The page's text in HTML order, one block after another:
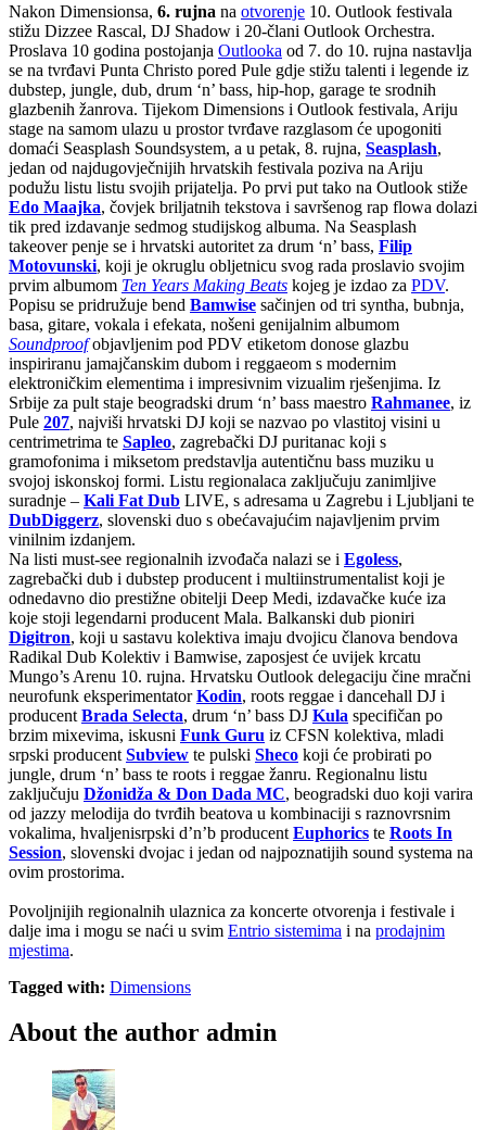
Nakon Dimensionsa, 6. rujna na otvorenje 10. Outlook festivala
stižu Dizzee Rascal, DJ Shadow i 20-člani Outlook Orchestra.
Proslava 10 godina postojanja Outlooka od 7. do 10. rujna nastavlja
se na tvrđavi Punta Christo pored Pule gdje stižu talenti i legende iz
dubstep, jungle, dub, drum ‘n’ bass, hip-hop, garage te srodnih
glazbenih žanrova. Tijekom Dimensions i Outlook festivala, Ariju
stage na samom ulazu u prostor tvrđave razglasom će upogoniti
domaći Seasplash Soundsystem, a u petak, 8. rujna, Seasplash,
jedan od najdugovječnijih hrvatskih festivala poziva na Ariju
podužu listu listu svojih prijatelja. Po prvi put tako na Outlook stiže
Edo Maajka, čovjek briljatnih tekstova i savršenog rap flowa dolazi
tik pred izdavanje sedmog studijskog albuma. Na Seasplash
takeover penje se i hrvatski autoritet za drum ‘n’ bass, Filip
Motovunski, koji je okruglu obljetnicu svog rada proslavio svojim
prvim albumom Ten Years Making Beats kojeg je izdao za PDV.
Popisu se pridružuje bend Bamwise sačinjen od tri syntha, bubnja,
basa, gitare, vokala i efekata, nošeni genijalnim albumom
Soundproofobjavljenim pod PDV etiketom donose glazbu
inspiriranu jamajčanskim dubom i reggaeom s modernim
elektroničkim elementima i impresivnim vizualim rješenjima. Iz
Srbije za pult staje beogradski drum ‘n’ bass maestro Rahmanee, iz
Pule 207, najviši hrvatski DJ koji se nazvao po vlastitoj visini u
centrimetrima te Sapleo, zagrebački DJ puritanac koji s
gramofonima i miksetom predstavlja autentičnu bass muziku u
svojoj iskonskoj formi. Listu regionalaca zaključuju zanimljive
suradnje – Kali Fat Dub LIVE, s adresama u Zagrebu i Ljubljani te
DubDiggerz, slovenski duo s obećavajućim najavljenim prvim
vinilnim izdanjem.
Na listi must-see regionalnih izvođača nalazi se i Egoless,
zagrebački dub i dubstep producent i multiinstrumentalist koji je
odnedavno dio prestižne obitelji Deep Medi, izdavačke kuće iza
koje stoji legendarni producent Mala. Balkanski dub pioniri
Digitron, koji u sastavu kolektiva imaju dvojicu članova bendova
Radikal Dub Kolektiv i Bamwise, zaposjest će uvijek krcatu
Mungo’s Arenu 10. rujna. Hrvatsku Outlook delegaciju čine mračni
neurofunk eksperimentatorKodin, roots reggae i dancehall DJ i
producent Brada Selecta, drum ‘n’ bass DJ Kula specifičan po
brzim mixevima, iskusni Funk Guru iz CFSN kolektiva, mladi
srpski producent Subview te pulski Sheco koji će probirati po
jungle, drum ‘n’ bass te roots i reggae žanru. Regionalnu listu
zaključuju Džonidža & Don Dada MC, beogradski duo koji varira
od jazzy melodija do tvrđih beatova u kombinaciji s raznovrsnim
vokalima, hvaljenisrpski d’n’b producent Euphorics te Roots In
Session, slovenski dvojac i jedan od najpoznatijih sound systema na
ovim prostorima.
Povoljnijih regionalnih ulaznica za koncerte otvorenja i festivale i
dalje ima i mogu se naći u svim Entrio sistemima i na prodajnim
mjestima.
Tagged with: Dimensions
About the author admin